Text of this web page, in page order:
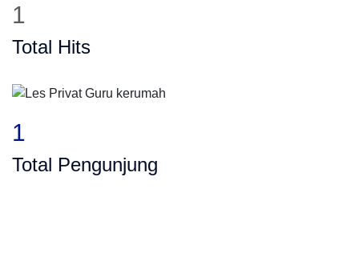
1
Total Hits
1
Total Pengunjung